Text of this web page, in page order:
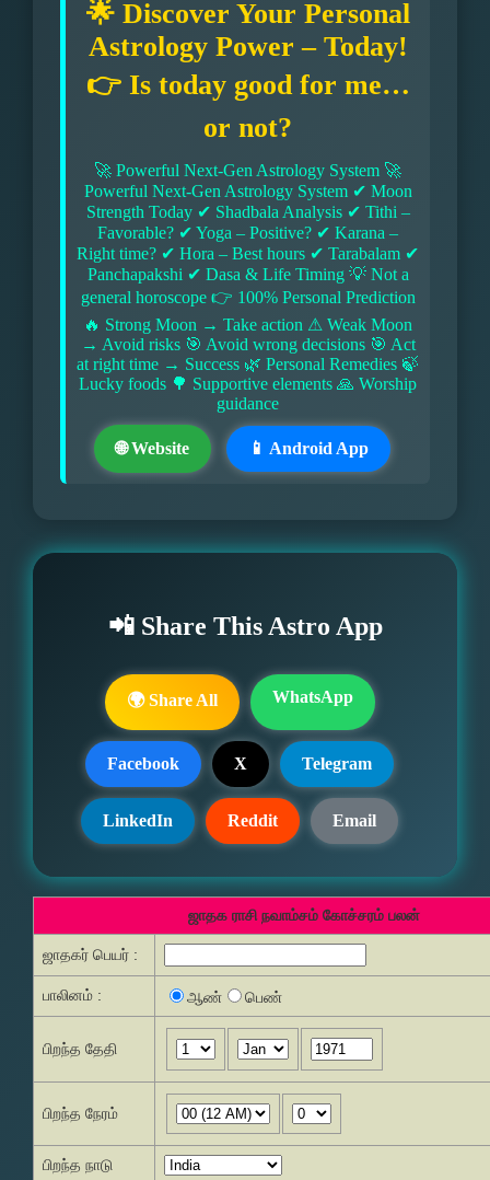
🌟 Discover Your Personal
Astrology Power – Today!
👉 Is today good for me…
or not?
🚀 Powerful Next-Gen Astrology System 🚀
Powerful Next-Gen Astrology System ✔ Moon
Strength Today ✔ Shadbala Analysis ✔ Tithi –
Favorable? ✔ Yoga – Positive? ✔ Karana –
Right time? ✔ Hora – Best hours ✔ Tarabalam ✔
Panchapakshi ✔ Dasa & Life Timing 💡 Not a
general horoscope 👉 100% Personal Prediction
🔥 Strong Moon → Take action ⚠ Weak Moon
→ Avoid risks 🎯 Avoid wrong decisions 🎯 Act
at right time → Success 🌿 Personal Remedies 🍃
Lucky foods 🌳 Supportive elements 🙏 Worship
guidance
🌐 Website 📱 Android App
📲 Share This Astro App
🌍 Share All WhatsApp
Facebook X Telegram
LinkedIn Reddit Email
ஜாதக ராசி நவாம்சம் கோச்சரம் பலன்
ஜாதகர் பெயர் :
பாலினம் : ஆண் பெண்
பிறந்த தேதி
பிறந்த நேரம்
பிறந்த நாடு